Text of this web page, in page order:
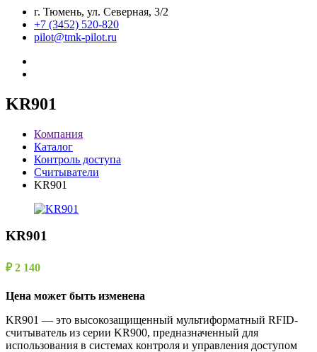
г. Тюмень, ул. Северная, 3/2
+7 (3452) 520-820
pilot@tmk-pilot.ru
KR901
Компания
Каталог
Контроль доступа
Считыватели
KR901
KR901
₽ 2 140
Цена может быть изменена
KR901 — это высокозащищенный мультиформатный RFID-
считыватель из серии KR900, предназначенный для
использования в системах контроля и управления доступом